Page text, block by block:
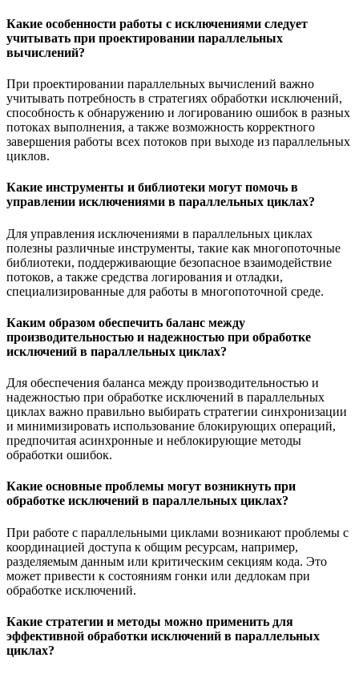
Какие особенности работы с исключениями следует
учитывать при проектировании параллельных
вычислений?
При проектировании параллельных вычислений важно
учитывать потребность в стратегиях обработки исключений,
способность к обнаружению и логированию ошибок в разных
потоках выполнения, а также возможность корректного
завершения работы всех потоков при выходе из параллельных
циклов.
Какие инструменты и библиотеки могут помочь в
управлении исключениями в параллельных циклах?
Для управления исключениями в параллельных циклах
полезны различные инструменты, такие как многопоточные
библиотеки, поддерживающие безопасное взаимодействие
потоков, а также средства логирования и отладки,
специализированные для работы в многопоточной среде.
Каким образом обеспечить баланс между
производительностью и надежностью при обработке
исключений в параллельных циклах?
Для обеспечения баланса между производительностью и
надежностью при обработке исключений в параллельных
циклах важно правильно выбирать стратегии синхронизации
и минимизировать использование блокирующих операций,
предпочитая асинхронные и неблокирующие методы
обработки ошибок.
Какие основные проблемы могут возникнуть при
обработке исключений в параллельных циклах?
При работе с параллельными циклами возникают проблемы с
координацией доступа к общим ресурсам, например,
разделяемым данным или критическим секциям кода. Это
может привести к состояниям гонки или дедлокам при
обработке исключений.
Какие стратегии и методы можно применить для
эффективной обработки исключений в параллельных
циклах?